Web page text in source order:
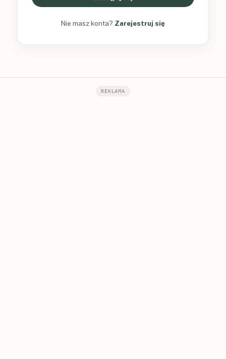
Nie masz konta? Zarejestruj się
REKLAMA